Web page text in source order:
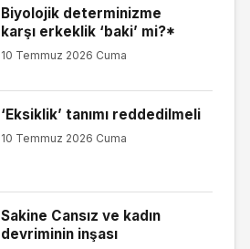
Biyolojik determinizme
karşı erkeklik ‘baki’ mi?*
10 Temmuz 2026 Cuma
‘Eksiklik’ tanımı reddedilmeli
10 Temmuz 2026 Cuma
Sakine Cansız ve kadın
devriminin inşası